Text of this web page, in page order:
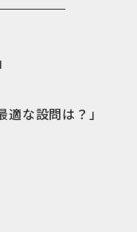
な設問は？」